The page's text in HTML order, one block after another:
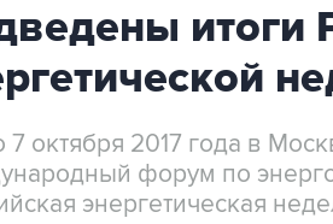
итоги
7 октября 2017 года в
форум по
энергетическая